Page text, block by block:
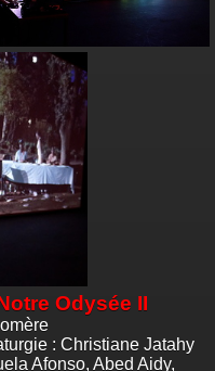
Odysée II
: Christiane Jatahy
Afonso, Abed Aidy,